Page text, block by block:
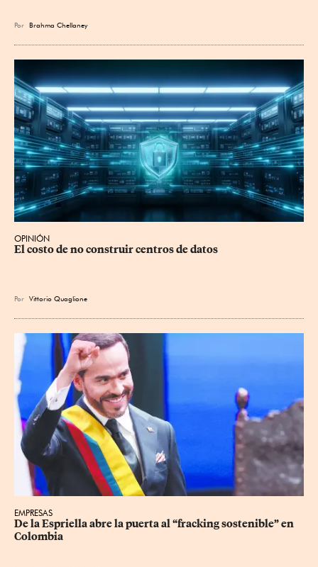
Por Brahma Chellaney
OPINIÓN
El costo de no construir centros de datos
Por Vittorio Quaglione
EMPRESAS
De la Espriella abre la puerta al “fracking sostenible” en
Colombia